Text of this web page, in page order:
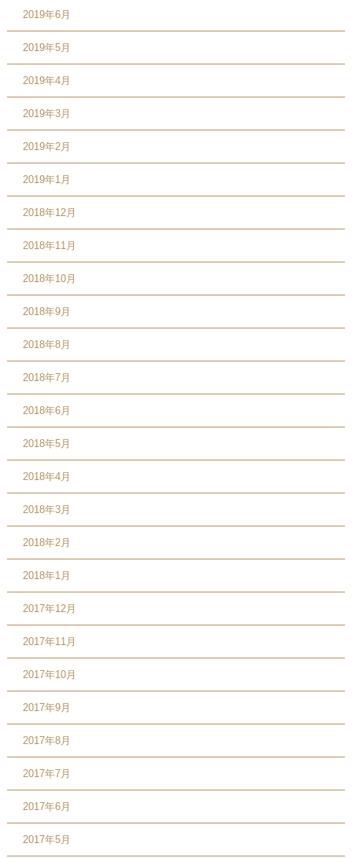
2019年6月
2019年5月
2019年4月
2019年3月
2019年2月
2019年1月
2018年12月
2018年11月
2018年10月
2018年9月
2018年8月
2018年7月
2018年6月
2018年5月
2018年4月
2018年3月
2018年2月
2018年1月
2017年12月
2017年11月
2017年10月
2017年9月
2017年8月
2017年7月
2017年6月
2017年5月